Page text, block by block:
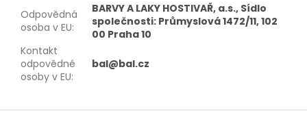
Odpovědná
osoba v EU:
BARVY A LAKY HOSTIVAŘ, a.s., Sídlo
společnosti: Průmyslová 1472/11, 102
00 Praha 10
Kontakt
odpovědné
osoby v EU:
bal@bal.cz
Z